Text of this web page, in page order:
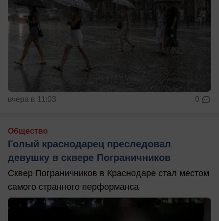
вчера в 11:03 0
Общество
Голый краснодарец преследовал
девушку в сквере Пограничников
Сквер Пограничников в Краснодаре стал местом
самого странного перформанса